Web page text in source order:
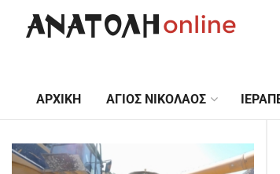
ΑΡΧΙΚΉ ΆΓΙΟΣ ΝΙΚΌΛΑΟΣ